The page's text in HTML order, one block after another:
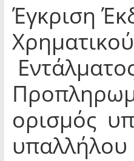
Έγκριση
Χρηματικού
ορισμός